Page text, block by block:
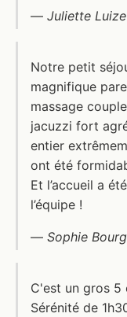
— Juliette
Notre petit
magnifique
massage
jacuzzi fort
entier
ont été
Et l’accueil a
l’équipe !
— Sophie
C'est un gros 5
Sérénité de